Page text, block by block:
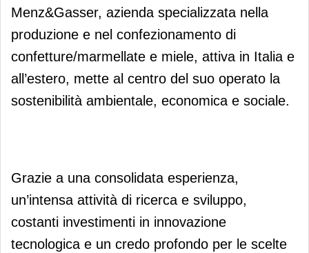
Menz&Gasser, azienda specializzata nella
produzione e nel confezionamento di
confetture/marmellate e miele, attiva in Italia e
all’estero, mette al centro del suo operato la
sostenibilità ambientale, economica e sociale.
Grazie a una consolidata esperienza,
un’intensa attività di ricerca e sviluppo,
costanti investimenti in innovazione
tecnologica e un credo profondo per le scelte